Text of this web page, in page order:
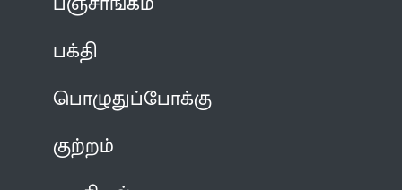
பக்தி
பொழுதுப்போக்கு
குற்றம்